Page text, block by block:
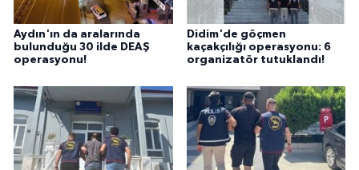
Aydın'ın da aralarında
bulunduğu 30 ilde DEAŞ
operasyonu!
Didim'de göçmen
kaçakçılığı operasyonu: 6
organizatör tutuklandı!